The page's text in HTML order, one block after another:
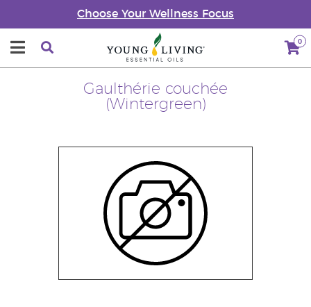
Choose Your Wellness Focus
0
Gaulthérie couchée
(Wintergreen)